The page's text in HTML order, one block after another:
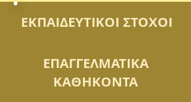
ΕΚΠΑΙΔΕΥΤΙΚΟΙ ΣΤΟΧΟΙ
ΕΠΑΓΓΕΛΜΑΤΙΚΑ
ΚΑΘΗΚΟΝΤΑ